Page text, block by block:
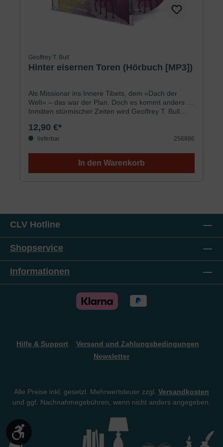
Geoffrey T. Bull
Hinter eisernen Toren (Hörbuch [MP3])
Als Missionar ins Innere Tibets, dem »Dach der
Welt« – das war der Plan. Doch es kommt anders …
Inmitten stürmischer Zeiten wird Geoffrey T. Bull
Unabhängigkeit. Nachdem er bei seinem Aufenthalt
im Grenzgebiet von China und Tibet enge
können, erlebt er nun die rotchinesische Eroberung
des »Daches der Welt«. Von den Kommunisten
gefangen genommen, kommt er – als Brite unter
und bewahrt. Eine wahre – und beeindruckende
Geschichte! Ein Hörbuch (nicht nur) für
Jugendliche.Ein Hörbuch nach dem gleichnamigen
Buch, gelesen von Thomas Fast.Laufzeit: ca. 9
Stunden
12,90 €*
lieferbar 256886
In den Warenkorb
CLV Hotline
Shopservice
Informationen
Hilfe & Support
Versand und Zahlungsbedingungen
Newsletter
Alle Preise inkl. gesetzl. Mehrwertsteuer zzgl. Versandkosten
und ggf. Nachnahmegebühren, wenn nicht anders angegeben.
Werkzeugleiste anzeigen